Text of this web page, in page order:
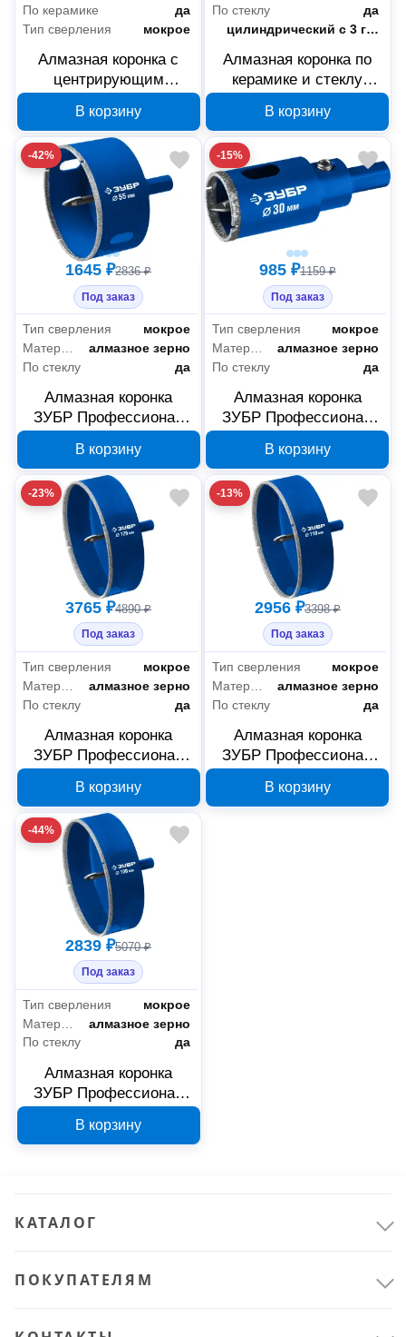
По керамике
да
Тип сверления
мокрое
Алмазная коронка с
центрирующим
стеклу ЗУБР
Профессионал 115 мм
29850-115
В корзину
По стеклу
да
Тип хвостовика коронки
цилиндрический с 3 гранями
Алмазная коронка по
керамике и стеклу
мм
В корзину
-42%
1645 ₽2836 ₽
Под заказ
Тип сверления
мокрое
алмазное зерно
По стеклу
да
Алмазная коронка
ЗУБР Профессионал
В корзину
-15%
985 ₽1159 ₽
Под заказ
Тип сверления
мокрое
Материал режущей части коронки
алмазное зерно
По стеклу
да
Алмазная коронка
ЗУБР Профессионал
В корзину
-23%
3765 ₽4890 ₽
Под заказ
Тип сверления
мокрое
алмазное зерно
По стеклу
да
Алмазная коронка
ЗУБР Профессионал
В корзину
-13%
2956 ₽3398 ₽
Под заказ
Тип сверления
мокрое
Материал режущей части коронки
алмазное зерно
По стеклу
да
Алмазная коронка
ЗУБР Профессионал
В корзину
-44%
2839 ₽5070 ₽
Под заказ
Тип сверления
мокрое
алмазное зерно
По стеклу
да
Алмазная коронка
ЗУБР Профессионал
В корзину
КАТАЛОГ
ПОКУПАТЕЛЯМ